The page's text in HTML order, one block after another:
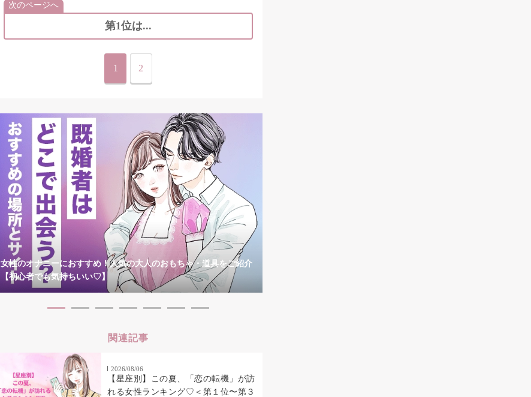
次のページへ
第1位は...
1 2
女性のオナニーにおすすめ！人気の大人のおもちゃ・道具をご紹介
【初心者でも気持ちいい♡】
関連記事
2026/08/06
【星座別】この夏、「恋の転機」が訪
れる女性ランキング♡＜第１位〜第３